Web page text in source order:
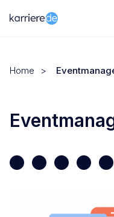
Home >